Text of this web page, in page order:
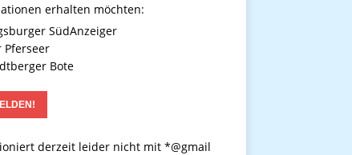
erhalten möchten:
SüdAnzeiger
Pferseer
Bote
derzeit leider nicht mit *@gmail